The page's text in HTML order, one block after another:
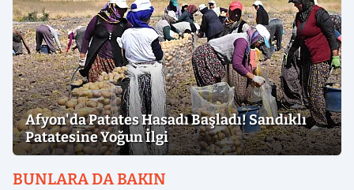
Afyon'da Patates Hasadı Başladı! Sandıklı
Patatesine Yoğun İlgi
BUNLARA DA BAKIN